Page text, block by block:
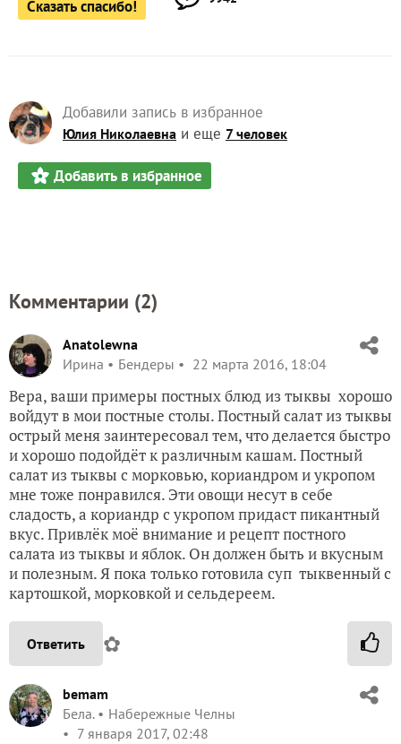
Сказать спасибо!
Добавили запись в избранное
Юлия Николаевна и еще 7 человек
Добавить в избранное
Комментарии (2)
Anatolewna
Ирина
Бендеры 22 марта 2016, 18:04
Вера, ваши примеры постных блюд из тыквы хорошо
войдут в мои постные столы. Постный салат из тыквы
острый меня заинтересовал тем, что делается быстро
и хорошо подойдёт к различным кашам. Постный
салат из тыквы с морковью, кориандром и укропом
мне тоже понравился. Эти овощи несут в себе
сладость, а кориандр с укропом придаст пикантный
вкус. Привлёк моё внимание и рецепт постного
салата из тыквы и яблок. Он должен быть и вкусным
и полезным. Я пока только готовила суп тыквенный с
картошкой, морковкой и сельдереем.
Ответить ✿
bemam
Бела.
Набережные Челны
7 января 2017, 02:48